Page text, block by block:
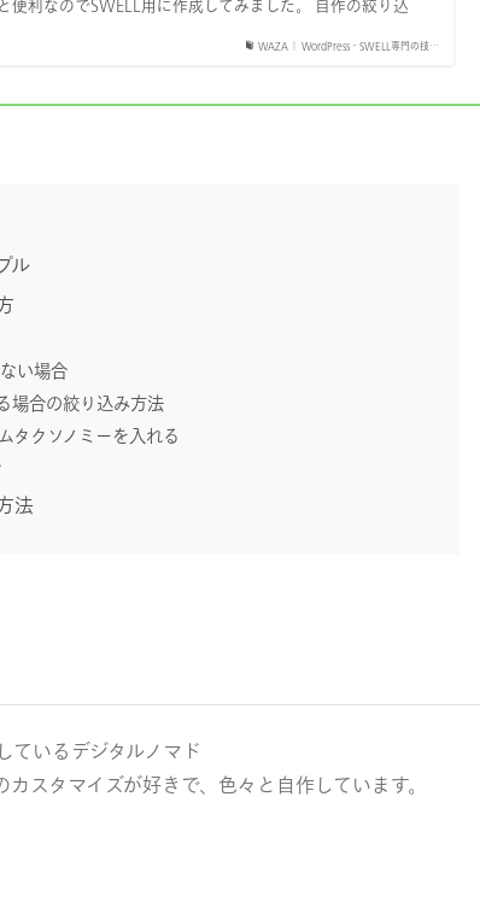
WAZA │ WordPress・SWELL専門の技…
便利なのでSWELL用に作成してみました。 自作の絞り込
ル
い場合
場合の絞り込み方法
タクソノミーを入れる
法
ているデジタルノマド
スタマイズが好きで、色々と自作しています。